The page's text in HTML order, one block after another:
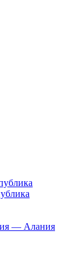
— Алания